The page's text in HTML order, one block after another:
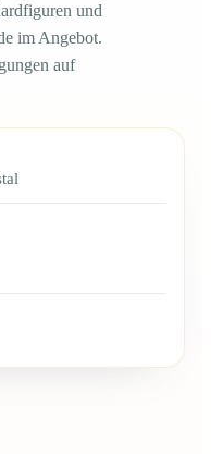
und
im Angebot.
auf